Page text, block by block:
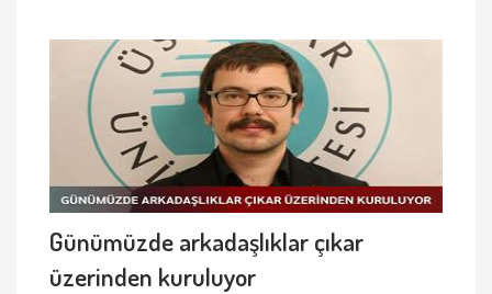
Günümüzde arkadaşlıklar çıkar
üzerinden kuruluyor